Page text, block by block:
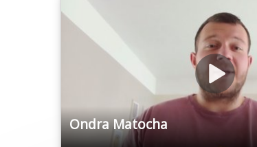
8 230 Ft